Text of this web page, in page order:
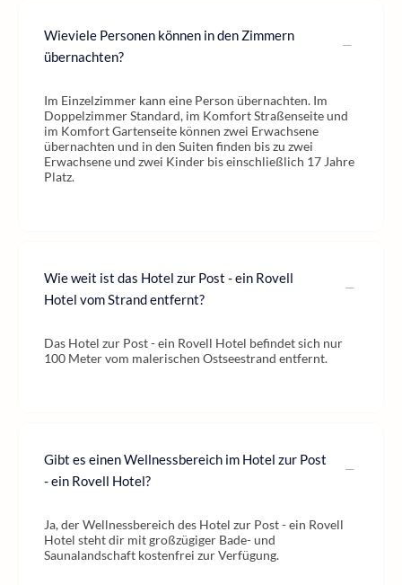
Wieviele Personen können in den Zimmern
übernachten?
Im Einzelzimmer kann eine Person übernachten. Im
Doppelzimmer Standard, im Komfort Straßenseite und
im Komfort Gartenseite können zwei Erwachsene
übernachten und in den Suiten finden bis zu zwei
Erwachsene und zwei Kinder bis einschließlich 17 Jahre
Platz.
Wie weit ist das Hotel zur Post - ein Rovell
Hotel vom Strand entfernt?
Das Hotel zur Post - ein Rovell Hotel befindet sich nur
100 Meter vom malerischen Ostseestrand entfernt.
Gibt es einen Wellnessbereich im Hotel zur Post
- ein Rovell Hotel?
Ja, der Wellnessbereich des Hotel zur Post - ein Rovell
Hotel steht dir mit großzügiger Bade- und
Saunalandschaft kostenfrei zur Verfügung.